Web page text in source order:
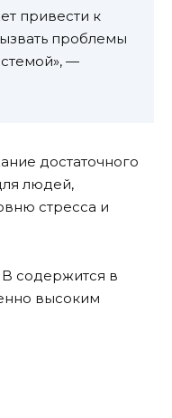
привести к
проблемы
—
достаточного
людей,
стресса и
содержится в
высоким